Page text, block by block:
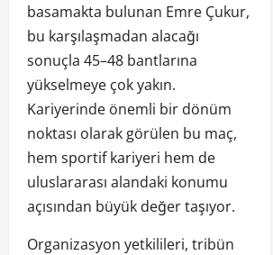
basamakta bulunan Emre Çukur,
bu karşılaşmadan alacağı
sonuçla 45–48 bantlarına
yükselmeye çok yakın.
Kariyerinde önemli bir dönüm
noktası olarak görülen bu maç,
hem sportif kariyeri hem de
uluslararası alandaki konumu
açısından büyük değer taşıyor.
Organizasyon yetkilileri, tribün